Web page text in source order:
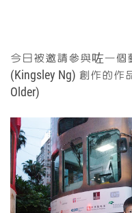
今日被邀請參與咗一個
(Kingsley Ng) 創作的作
Older)